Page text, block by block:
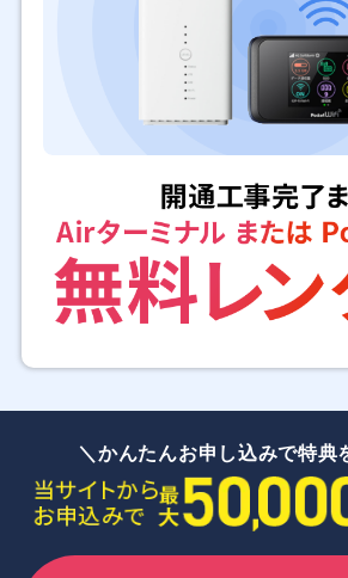
＼かんたんお申し込みで特典